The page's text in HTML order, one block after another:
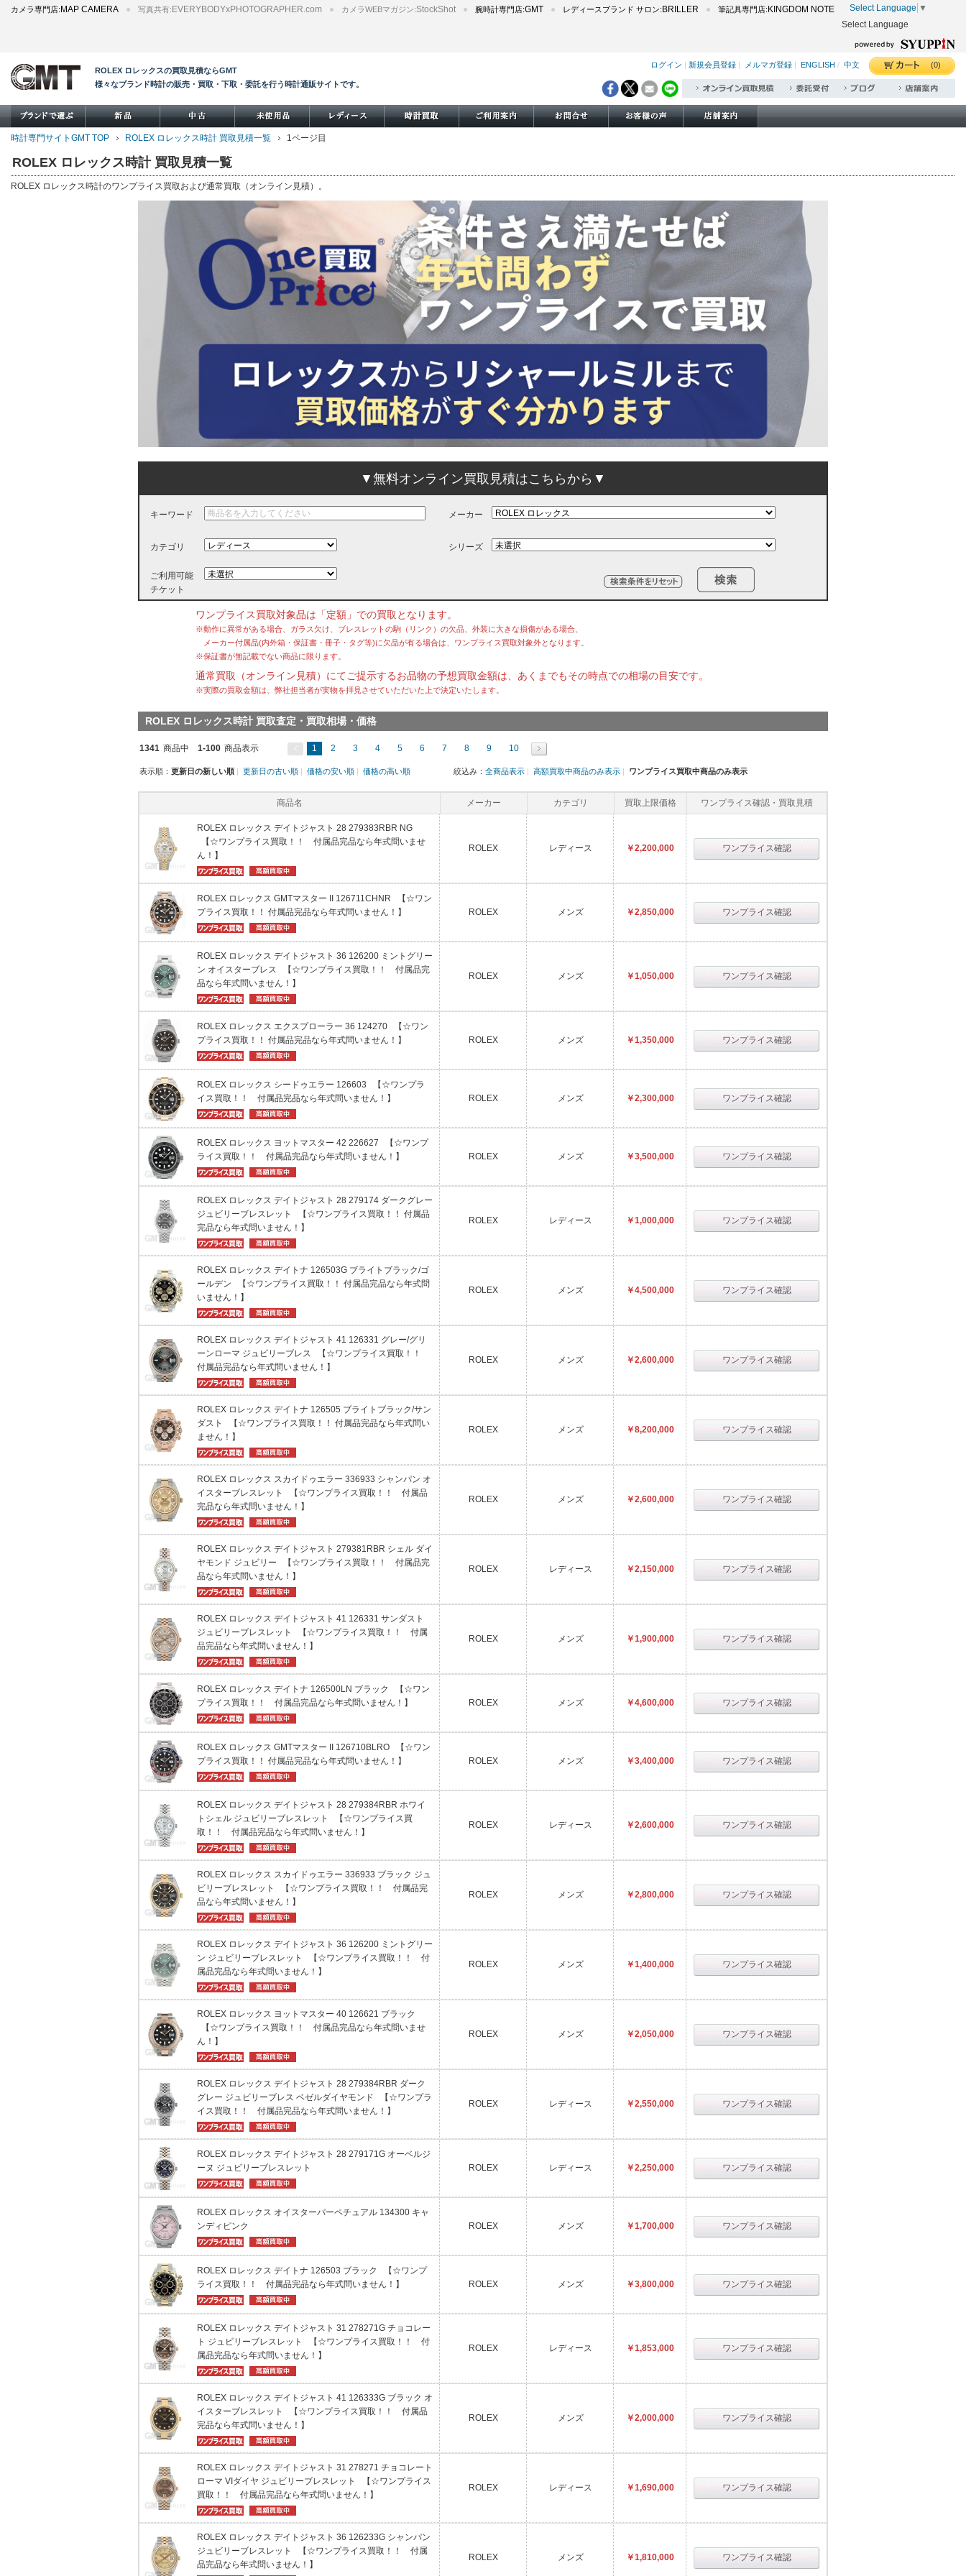
カメラ専門店: MAP CAMERA 写真共有: EVERYBODYxPHOTOGRAPHER.com カメラWEBマガジン:StockShot 腕時計専門店:GMT レディースブランド サロン: BRILLER 筆記具専門店: KINGDOM NOTE Select Language ▼
Select Language
ROLEX ロレックスの買取見積ならGMT
様々なブランド時計の販売・買取・下取・委託を行う時計通販サイトです。
ログイン 新規会員登録 メルマガ登録 ENGLISH / 中文 (0)
時計専門サイトGMT TOP ROLEX ロレックス時計 買取見積一覧 1ページ目
ROLEX ロレックス時計 買取見積一覧
ROLEX ロレックス時計のワンプライス買取および通常買取（オンライン見積）。
▼無料オンライン買取見積はこちらから▼
キーワード メーカー
シリーズ
カテゴリ
ご利用可能
チケット
ワンプライス買取対象品は「定額」での買取となります。
※動作に異常がある場合、ガラス欠け、ブレスレットの駒（リンク）の欠品、外装に大きな損傷がある場合、
メーカー付属品(内外箱・保証書・冊子・タグ等)に欠品が有る場合は、ワンプライス買取対象外となります。
※保証書が無記載でない商品に限ります。
通常買取（オンライン見積）にてご提示するお品物の予想買取金額は、あくまでもその時点での相場の目安です。
※実際の買取金額は、弊社担当者が実物を拝見させていただいた上で決定いたします。
ROLEX ロレックス時計 買取査定・買取相場・価格
1341 商品中 1-100 商品表示 1 2 3 4 5 6 7 8 9 10
表示順： 更新日の新しい順 更新日の古い順 価格の安い順 価格の高い順 絞込み： 全商品表示 高額買取中商品のみ表示 ワンプライス買取中商品のみ表示
商品名 メーカー カテゴリ 買取上限価格 ワンプライス確認・買取見積
ROLEX ロレックス デイトジャスト 28 279383RBR NG
【☆ワンプライス買取！！ 付属品完品なら年式問いませ
ん！】
ROLEX レディース ￥2,200,000 ワンプライス確認
ROLEX ロレックス GMTマスター II 126711CHNR 【☆ワン
プライス買取！！ 付属品完品なら年式問いません！】
ROLEX メンズ ￥2,850,000 ワンプライス確認
ROLEX ロレックス デイトジャスト 36 126200 ミントグリー
ン オイスターブレス 【☆ワンプライス買取！！ 付属品完
品なら年式問いません！】
ROLEX メンズ ￥1,050,000 ワンプライス確認
ROLEX ロレックス エクスプローラー 36 124270 【☆ワン
プライス買取！！ 付属品完品なら年式問いません！】
ROLEX メンズ ￥1,350,000 ワンプライス確認
ROLEX ロレックス シードゥエラー 126603 【☆ワンプラ
イス買取！！ 付属品完品なら年式問いません！】
ROLEX メンズ ￥2,300,000 ワンプライス確認
ROLEX ロレックス ヨットマスター 42 226627 【☆ワンプ
ライス買取！！ 付属品完品なら年式問いません！】
ROLEX メンズ ￥3,500,000 ワンプライス確認
ROLEX ロレックス デイトジャスト 28 279174 ダークグレー
ジュビリーブレスレット 【☆ワンプライス買取！！ 付属品
完品なら年式問いません！】
ROLEX レディース ￥1,000,000 ワンプライス確認
ROLEX ロレックス デイトナ 126503G ブライトブラック/ゴ
ールデン 【☆ワンプライス買取！！ 付属品完品なら年式問
いません！】
ROLEX メンズ ￥4,500,000 ワンプライス確認
ROLEX ロレックス デイトジャスト 41 126331 グレー/グリ
ーンローマ ジュビリーブレス 【☆ワンプライス買取！！
付属品完品なら年式問いません！】
ROLEX メンズ ￥2,600,000 ワンプライス確認
ROLEX ロレックス デイトナ 126505 ブライトブラック/サン
ダスト 【☆ワンプライス買取！！ 付属品完品なら年式問い
ません！】
ROLEX メンズ ￥8,200,000 ワンプライス確認
ROLEX ロレックス スカイドゥエラー 336933 シャンパン オ
イスターブレスレット 【☆ワンプライス買取！！ 付属品
完品なら年式問いません！】
ROLEX メンズ ￥2,600,000 ワンプライス確認
ROLEX ロレックス デイトジャスト 279381RBR シェル ダイ
ヤモンド ジュビリー 【☆ワンプライス買取！！ 付属品完
品なら年式問いません！】
ROLEX レディース ￥2,150,000 ワンプライス確認
ROLEX ロレックス デイトジャスト 41 126331 サンダスト
ジュビリーブレスレット 【☆ワンプライス買取！！ 付属
品完品なら年式問いません！】
ROLEX メンズ ￥1,900,000 ワンプライス確認
ROLEX ロレックス デイトナ 126500LN ブラック 【☆ワン
プライス買取！！ 付属品完品なら年式問いません！】
ROLEX メンズ ￥4,600,000 ワンプライス確認
ROLEX ロレックス GMTマスター II 126710BLRO 【☆ワン
プライス買取！！ 付属品完品なら年式問いません！】
ROLEX メンズ ￥3,400,000 ワンプライス確認
ROLEX ロレックス デイトジャスト 28 279384RBR ホワイ
トシェル ジュビリーブレスレット 【☆ワンプライス買
取！！ 付属品完品なら年式問いません！】
ROLEX レディース ￥2,600,000 ワンプライス確認
ROLEX ロレックス スカイドゥエラー 336933 ブラック ジュ
ビリーブレスレット 【☆ワンプライス買取！！ 付属品完
品なら年式問いません！】
ROLEX メンズ ￥2,800,000 ワンプライス確認
ROLEX ロレックス デイトジャスト 36 126200 ミントグリー
ン ジュビリーブレスレット 【☆ワンプライス買取！！ 付
属品完品なら年式問いません！】
ROLEX メンズ ￥1,400,000 ワンプライス確認
ROLEX ロレックス ヨットマスター 40 126621 ブラック
【☆ワンプライス買取！！ 付属品完品なら年式問いませ
ん！】
ROLEX メンズ ￥2,050,000 ワンプライス確認
ROLEX ロレックス デイトジャスト 28 279384RBR ダーク
グレー ジュビリーブレス ベゼルダイヤモンド 【☆ワンプラ
イス買取！！ 付属品完品なら年式問いません！】
ROLEX レディース ￥2,550,000 ワンプライス確認
ROLEX ロレックス デイトジャスト 28 279171G オーベルジ
ーヌ ジュビリーブレスレット
ROLEX レディース ￥2,250,000 ワンプライス確認
ROLEX ロレックス オイスターパーペチュアル 134300 キャ
ンディピンク
ROLEX メンズ ￥1,700,000 ワンプライス確認
ROLEX ロレックス デイトナ 126503 ブラック 【☆ワンプ
ライス買取！！ 付属品完品なら年式問いません！】
ROLEX メンズ ￥3,800,000 ワンプライス確認
ROLEX ロレックス デイトジャスト 31 278271G チョコレー
ト ジュビリーブレスレット 【☆ワンプライス買取！！ 付
属品完品なら年式問いません！】
ROLEX レディース ￥1,853,000 ワンプライス確認
ROLEX ロレックス デイトジャスト 41 126333G ブラック オ
イスターブレスレット 【☆ワンプライス買取！！ 付属品
完品なら年式問いません！】
ROLEX メンズ ￥2,000,000 ワンプライス確認
ROLEX ロレックス デイトジャスト 31 278271 チョコレート
ローマ VIダイヤ ジュビリーブレスレット 【☆ワンプライス
買取！！ 付属品完品なら年式問いません！】
ROLEX レディース ￥1,690,000 ワンプライス確認
ROLEX ロレックス デイトジャスト 36 126233G シャンパン
ジュビリーブレスレット 【☆ワンプライス買取！！ 付属
品完品なら年式問いません！】
ROLEX メンズ ￥1,810,000 ワンプライス確認